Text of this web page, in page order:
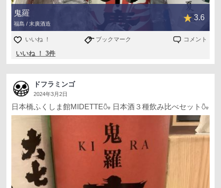
鬼羅
福島 / 末廣酒造
3.6
いいね ！ ブックマーク コメント
いいね ！ 3件
ドフラミンゴ
2024年3月2日
日本橋ふくしま館MIDETTE🍶 日本酒３種飲み比べセット🍶